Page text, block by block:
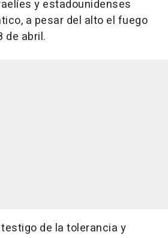
y estadounidenses
a pesar del alto el fuego
de abril.
de la tolerancia y